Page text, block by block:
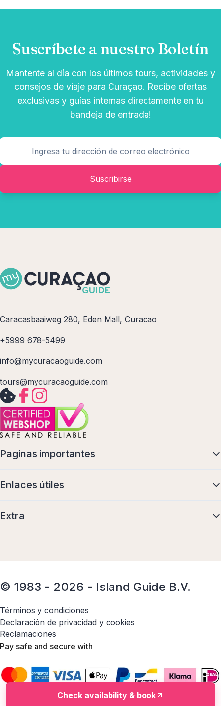
Check availability & book
Suscríbete a nuestro Boletín
Mantente al día con los últimos tours, actividades y
consejos de viaje para Curaçao. Recibe ofertas
exclusivas y guías internas directamente en tu
bandeja de entrada!
Suscribirse
Caracasbaaiweg 280, Eden Mall, Curacao
+5999 678-5499
info@mycuracaoguide.com
tours@mycuracaoguide.com
Paginas importantes
Enlaces útiles
Extra
© 1983 - 2026 - Island Guide B.V.
Términos y condiciones
Declaración de privacidad y cookies
Reclamaciones
Pay safe and secure with